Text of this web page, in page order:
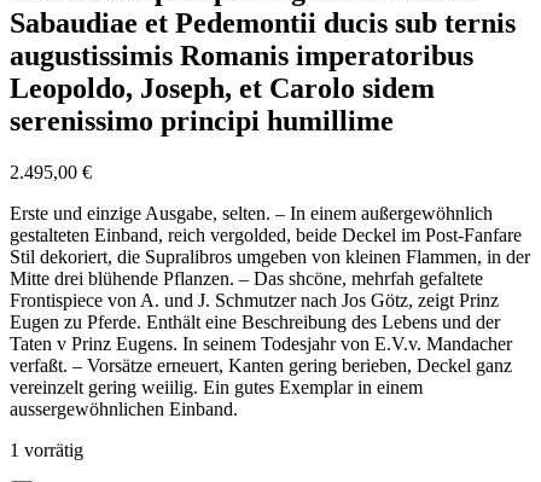
Sabaudiae et Pedemontii ducis sub ternis
augustissimis Romanis imperatoribus
Leopoldo, Joseph, et Carolo sidem
serenissimo principi humillime
2.495,00 €
Erste und einzige Ausgabe, selten. – In einem außergewöhnlich
gestalteten Einband, reich vergolded, beide Deckel im Post-Fanfare
Stil dekoriert, die Supralibros umgeben von kleinen Flammen, in der
Mitte drei blühende Pflanzen. – Das shcöne, mehrfah gefaltete
Frontispiece von A. und J. Schmutzer nach Jos Götz, zeigt Prinz
Eugen zu Pferde. Enthält eine Beschreibung des Lebens und der
Taten v Prinz Eugens. In seinem Todesjahr von E.V.v. Mandacher
verfaßt. – Vorsätze erneuert, Kanten gering berieben, Deckel ganz
vereinzelt gering weiilig. Ein gutes Exemplar in einem
aussergewöhnlichen Einband.
1 vorrätig